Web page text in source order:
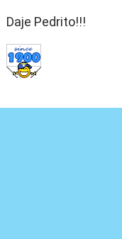
Daje Pedrito!!!